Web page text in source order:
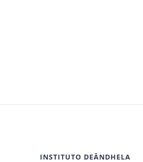
INSTITUTO DEÂNDHELA